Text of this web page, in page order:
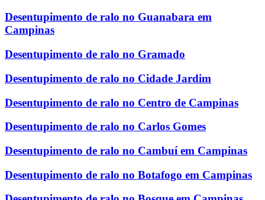
Desentupimento de ralo no Guanabara em
Campinas
Desentupimento de ralo no Gramado
Desentupimento de ralo no Cidade Jardim
Desentupimento de ralo no Centro de Campinas
Desentupimento de ralo no Carlos Gomes
Desentupimento de ralo no Cambuí em Campinas
Desentupimento de ralo no Botafogo em Campinas